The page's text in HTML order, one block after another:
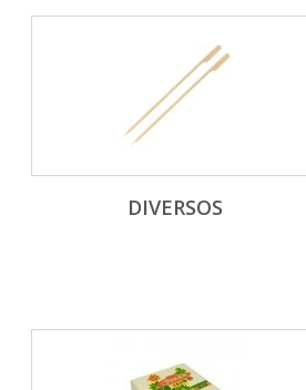
DIVERSOS